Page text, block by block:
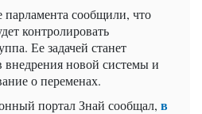
сообщили, что
контролировать
Ее задачей станет
внедрения новой системы и
о переменах.
портал Знай сообщал, в